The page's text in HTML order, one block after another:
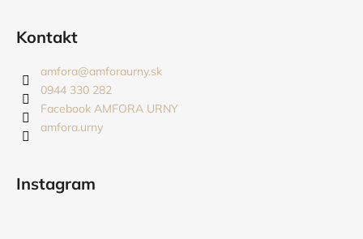
Kontakt
amfora@amforaurny.sk
0944 330 282
Facebook AMFORA URNY
amfora.urny
Instagram